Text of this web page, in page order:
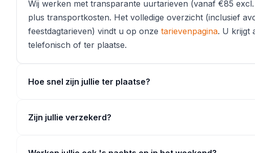
Wij werken met transparante uurtarieven (vanaf €85
plus transportkosten. Het volledige overzicht (inclusief
feestdagtarieven) vindt u op onze tarievenpagina. U krijgt
telefonisch of ter plaatse.
Hoe snel zijn jullie ter plaatse?
Zijn jullie verzekerd?